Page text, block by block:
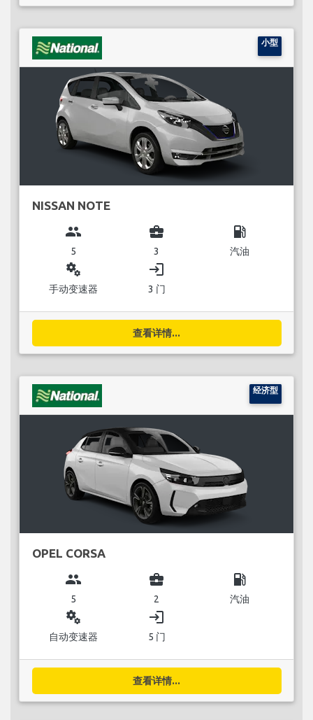
小型
NISSAN NOTE
group
5
business_center
3
local_gas_station
汽油
miscellaneous_services
手动变速器
login
3 门
查看详情...
经济型
OPEL CORSA
group
5
business_center
2
local_gas_station
汽油
miscellaneous_services
自动变速器
login
5 门
查看详情...